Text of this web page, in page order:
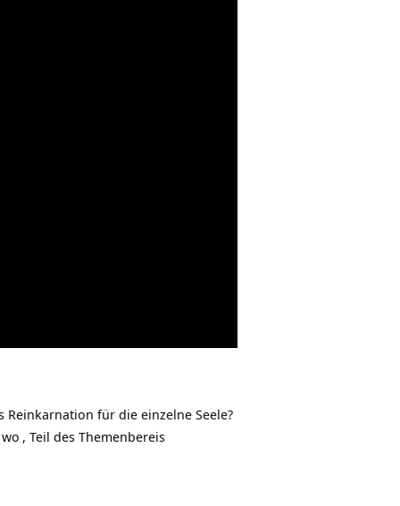
für die einzelne Seele?
, Teil des Themenbereis